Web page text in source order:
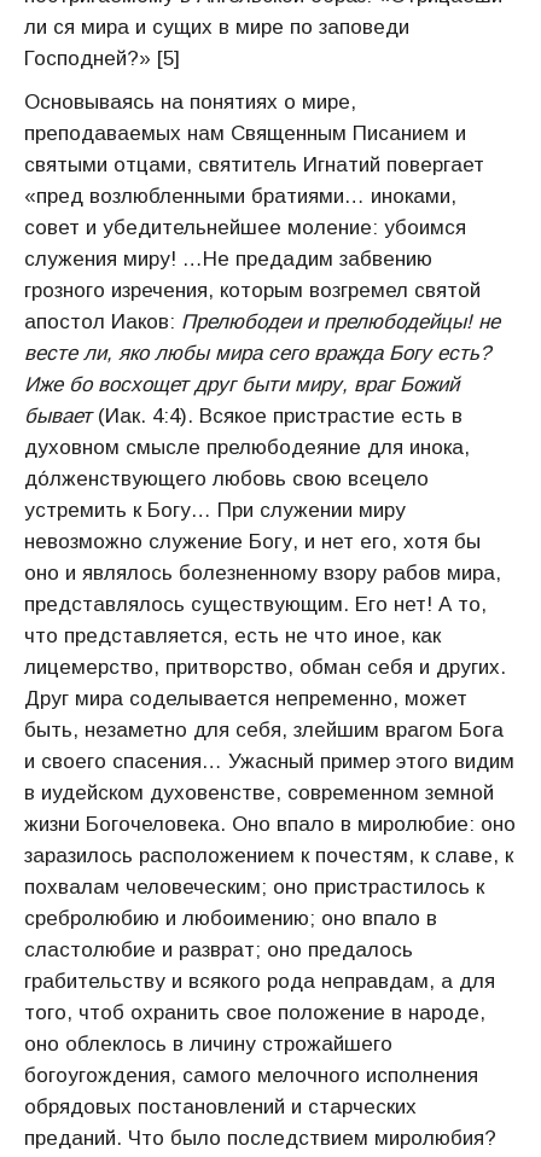
ли ся мира и сущих в мире по заповеди
Господней?» [5]
Основываясь на понятиях о мире,
преподаваемых нам Священным Писанием и
святыми отцами, святитель Игнатий повергает
«пред возлюбленными братиями… иноками,
совет и убедительнейшее моление: убоимся
служения миру! …Не предадим забвению
грозного изречения, которым возгремел святой
апостол Иаков: Прелюбодеи и прелюбодейцы! не
весте ли, яко любы мира сего вражда Богу есть?
Иже бо восхощет друг быти миру, враг Божий
бывает(Иак. 4:4). Всякое пристрастие есть в
духовном смысле прелюбодеяние для инока,
до́лженствующего любовь свою всецело
устремить к Богу… При служении миру
невозможно служение Богу, и нет его, хотя бы
оно и являлось болезненному взору рабов мира,
представлялось существующим. Его нет! А то,
что представляется, есть не что иное, как
лицемерство, притворство, обман себя и других.
Друг мира соделывается непременно, может
быть, незаметно для себя, злейшим врагом Бога
и своего спасения… Ужасный пример этого видим
в иудейском духовенстве, современном земной
жизни Богочеловека. Оно впало в миролюбие: оно
заразилось расположением к почестям, к славе, к
похвалам человеческим; оно пристрастилось к
сребролюбию и любоимению; оно впало в
сластолюбие и разврат; оно предалось
грабительству и всякого рода неправдам, а для
того, чтоб охранить свое положение в народе,
оно облеклось в личину строжайшего
богоугождения, самого мелочного исполнения
обрядовых постановлений и старческих
преданий. Что было последствием миролюбия?